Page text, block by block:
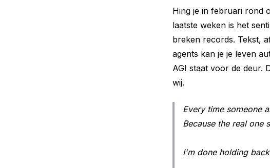
Hing je in februari rond
laatste weken is het
breken records. Tekst,
agents kan je je leven
AGI staat voor de deur.
wij.
Every time someone
Because the real one
I'm done holding